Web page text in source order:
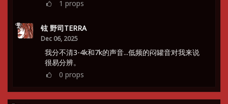
1 props
铉 野司TERRA
Dec 06, 2025
我分不清3-4k和7k的声音...低频的闷罐音对我来说
很易分辨。
0 props